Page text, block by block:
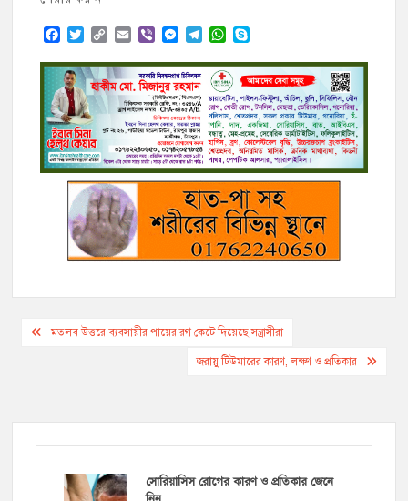
F
c
e
b
o
o
k
T
i
t
t
e
r
C
p
y
i
n
k
E
a
i
l
V
b
e
r
M
s
s
e
n
g
e
r
T
l
e
g
a
m
W
a
t
s
A
p
p
y
p
e
Postমতলব উত্তরে ব্যবসায়ীর পায়ের রগ কেটে দিয়েছে সন্ত্রাসীরা
জরায়ু টিউমারের কারণ, লক্ষণ ও প্রতিকার
সোরিয়াসিস রোগের কারণ ও প্রতিকার জেনে